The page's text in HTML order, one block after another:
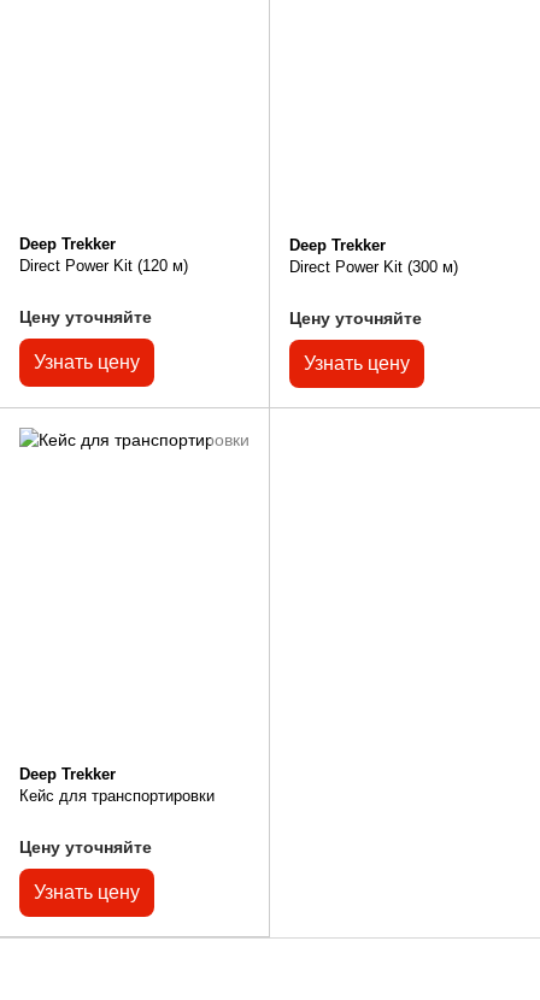
Deep Trekker
Direct Power Kit (120 м)
Цену уточняйте
Узнать цену
Deep Trekker
Direct Power Kit (300 м)
Цену уточняйте
Узнать цену
Deep Trekker
Кейс для транспортировки
Цену уточняйте
Узнать цену